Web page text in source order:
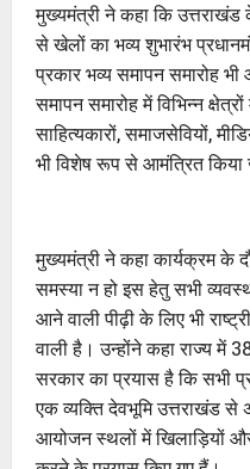
मुख्यमंत्री ने कहा कि उत्तराखंड
से खेलों का भव्य शुभारंभ
प्रकार भव्य समापन समारोह
समापन समारोह में विभिन्न
साहित्यकारों, समाजसेवियों,
भी विशेष रूप से आमंत्रित किया
मुख्यमंत्री ने कहा कार्यक्रम के
समस्या न हो इस हेतु सभी
आने वाली पीढ़ी के लिए भी
वाली है। उन्होंने कहा राज्य में
सरकार का प्रयास है कि सभी
एक व्यक्ति देवभूमि उत्तराखंड
आयोजन स्थलों में खिलाड़ियों